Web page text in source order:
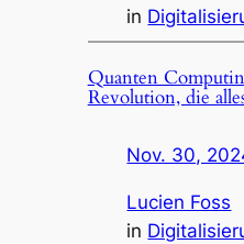
in
Quanten
Revolution, die
Nov. 30,
Lucien Foss
in